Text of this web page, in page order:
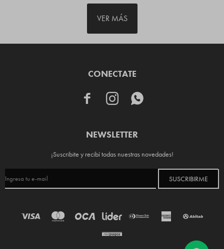
VER MÁS
CONECTATE
  
NEWSLETTER
¡Suscribite y recibí todas nuestras novedades!
SUSCRIBIRME